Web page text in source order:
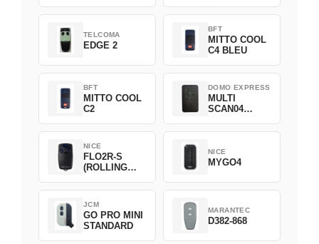
TELCOMA
EDGE 2
BFT
MITTO COOL
C4 BLEU
BFT
MITTO COOL
C2
DOMO EXPRESS
MULTI
SCAN04
NICE
FLO2R-S
(ROLLING
NICE
MYGO4
JCM
GO PRO MINI
STANDARD
MARANTEC
D382-868